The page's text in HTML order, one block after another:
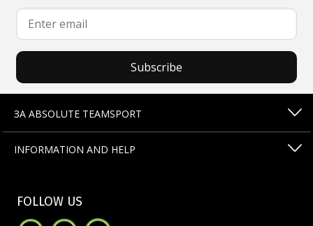
Subscribe
ЗА ABSOLUTE TEAMSPORT
INFORMATION AND HELP
FOLLOW US